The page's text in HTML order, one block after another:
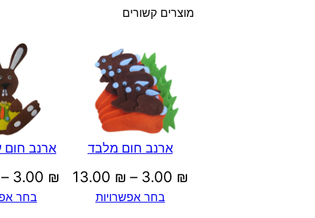
מוצרים קשורים
ארנב חום מלבד
3.00 ₪
–
13.00 ₪
טווח
מחירים:
בחר אפשרויות
ארנב חום
3.00 ₪
–
בחר